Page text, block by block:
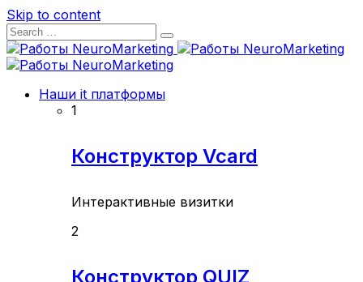
Skip to content
Наши it платформы
1
Конструктор Vcard
Интерактивные визитки
2
Конструктор QUIZ